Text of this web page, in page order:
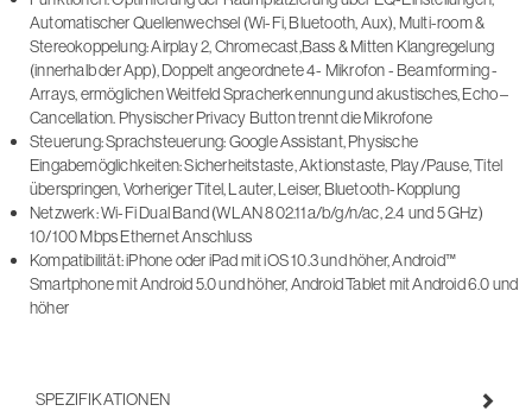
Automatischer Quellenwechsel (Wi-Fi, Bluetooth, Aux), Multi-room &
Stereokoppelung: Airplay 2, Chromecast,Bass & Mitten Klangregelung
(innerhalb der App), Doppelt angeordnete 4- Mikrofon - Beamforming -
Arrays, ermöglichen Weitfeld Spracherkennung und akustisches, Echo –
Cancellation. Physischer Privacy Button trennt die Mikrofone
Steuerung: Sprachsteuerung: Google Assistant, Physische
Eingabemöglichkeiten: Sicherheitstaste, Aktionstaste, Play/Pause, Titel
überspringen, Vorheriger Titel, Lauter, Leiser, Bluetooth-Kopplung
Netzwerk: Wi-Fi Dual Band (WLAN 802.11a/b/g/n/ac, 2.4 und 5 GHz)
10/100 Mbps Ethernet Anschluss
Kompatibilität: iPhone oder iPad mit iOS 10.3 und höher, Android™
Smartphone mit Android 5.0 und höher, Android Tablet mit Android 6.0 und
höher
SPEZIFIKATIONEN